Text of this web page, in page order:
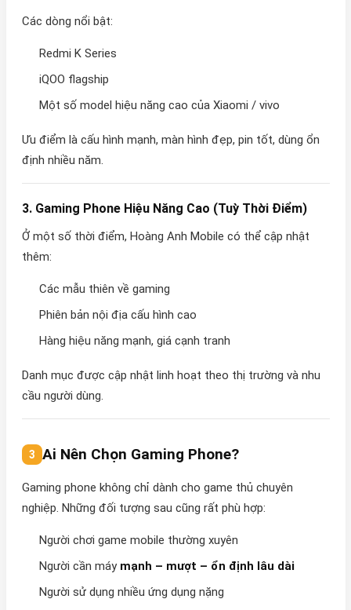
Các dòng nổi bật:
Redmi K Series
iQOO flagship
Một số model hiệu năng cao của Xiaomi / vivo
Ưu điểm là cấu hình mạnh, màn hình đẹp, pin tốt, dùng ổn
định nhiều năm.
3. Gaming Phone Hiệu Năng Cao (Tuỳ Thời Điểm)
Ở một số thời điểm, Hoàng Anh Mobile có thể cập nhật
thêm:
Các mẫu thiên về gaming
Phiên bản nội địa cấu hình cao
Hàng hiệu năng mạnh, giá cạnh tranh
Danh mục được cập nhật linh hoạt theo thị trường và nhu
cầu người dùng.
Ai Nên Chọn Gaming Phone?
Gaming phone không chỉ dành cho game thủ chuyên
nghiệp. Những đối tượng sau cũng rất phù hợp:
Người chơi game mobile thường xuyên
Người cần máy mạnh – mượt – ổn định lâu dài
Người sử dụng nhiều ứng dụng nặng